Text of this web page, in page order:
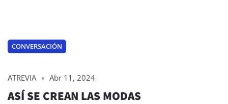
CONVERSACIÓN
ATREVIA Abr 11, 2024
ASÍ SE CREAN LAS MODAS